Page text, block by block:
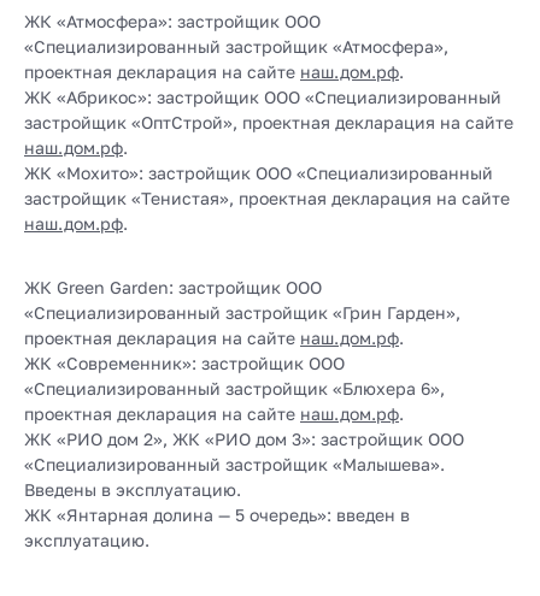
ЖК «Атмосфера»: застройщик ООО
«Специализированный застройщик «Атмосфера»,
проектная декларация на сайте наш.дом.рф.
ЖК «Абрикос»: застройщик ООО «Специализированный
застройщик «ОптСтрой», проектная декларация на сайте
наш.дом.рф.
ЖК «Мохито»: застройщик ООО «Специализированный
застройщик «Тенистая», проектная декларация на сайте
наш.дом.рф.
ЖК Green Garden: застройщик ООО
«Специализированный застройщик «Грин Гарден»,
проектная декларация на сайте наш.дом.рф.
ЖК «Современник»: застройщик ООО
«Специализированный застройщик «Блюхера 6»,
проектная декларация на сайте наш.дом.рф.
ЖК «РИО дом 2», ЖК «РИО дом 3»: застройщик ООО
«Специализированный застройщик «Малышева».
Введены в эксплуатацию.
ЖК «Янтарная долина — 5 очередь»: введен в
эксплуатацию.